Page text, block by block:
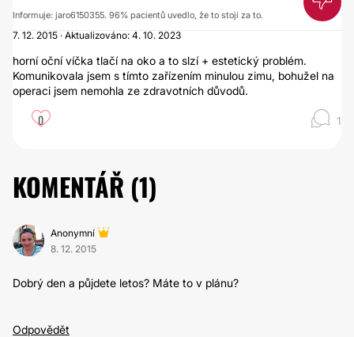
Informuje: jaro6150355. 96% pacientů uvedlo, že to stojí za to.
7. 12. 2015 · Aktualizováno: 4. 10. 2023
horní oční víčka tlačí na oko a to slzí + estetický problém.
Komunikovala jsem s tímto zařízením minulou zimu, bohužel na
operaci jsem nemohla ze zdravotních důvodů.
0 1
KOMENTÁŘ (1)
Anonymní
8. 12. 2015
Dobrý den a půjdete letos? Máte to v plánu?
Odpovědět